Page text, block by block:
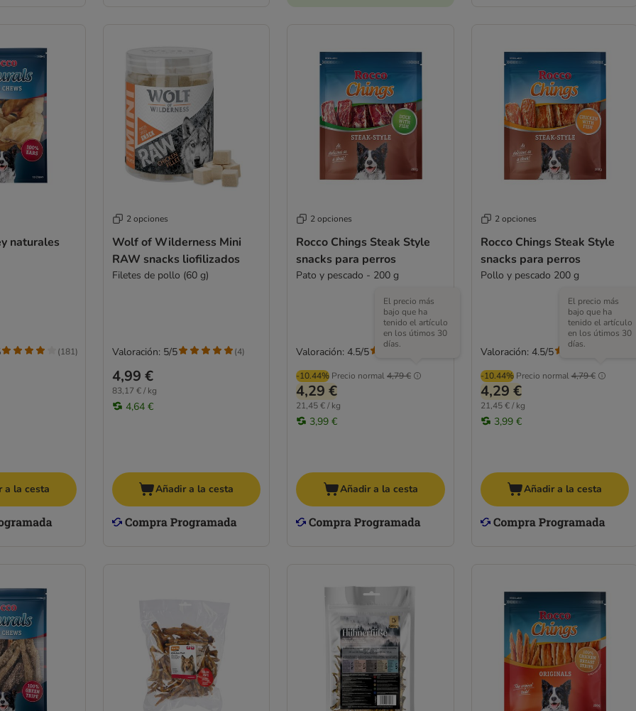
naturales
(181)
a la cesta
2 opciones
Wolf of Wilderness Mini
RAW snacks liofilizados
Filetes de pollo (60 g)
4,99 €
83,17 € / kg
4,64 €
Valoración: 5/5 (4)
Añadir a la cesta
2 opciones
Rocco Chings Steak Style
snacks para perros
Pato y pescado - 200 g
-10.44% Precio normal4,79 €
El precio más
bajo que ha
tenido el artículo
en los útimos 30
días.
4,29 €
21,45 € / kg
3,99 €
Valoración: 4.5/5
Añadir a la cesta
2 opciones
Rocco Chings Steak Style
snacks para perros
Pollo y pescado 200 g
-10.44% Precio normal4,79 €
El precio más
bajo que ha
tenido el artículo
en los útimos 30
días.
4,29 €
21,45 € / kg
3,99 €
Valoración: 4.5/5
Añadir a la cesta